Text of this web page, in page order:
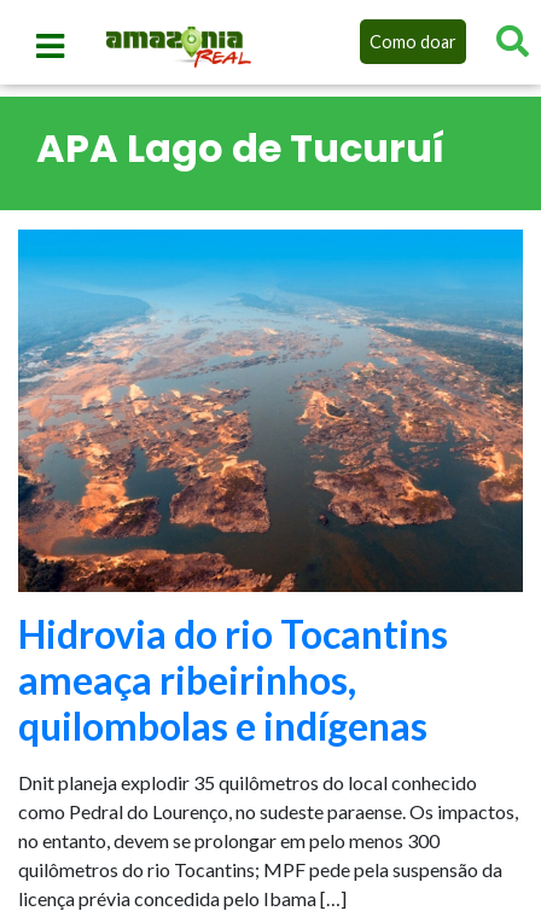
Como doar
APA Lago de Tucuruí
Hidrovia do rio Tocantins
ameaça ribeirinhos,
quilombolas e indígenas
Dnit planeja explodir 35 quilômetros do local conhecido
como Pedral do Lourenço, no sudeste paraense. Os impactos,
no entanto, devem se prolongar em pelo menos 300
quilômetros do rio Tocantins; MPF pede pela suspensão da
licença prévia concedida pelo Ibama […]